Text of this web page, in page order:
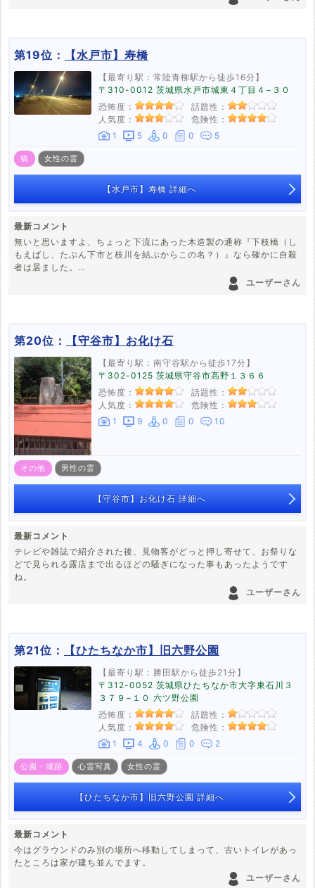
第19位： 【水戸市】寿橋
【最寄り駅：常陸青柳駅から徒歩16分】
〒310-0012 茨城県水戸市城東４丁目４−３０
恐怖度：
話題性：
人気度：
危険性：
1
5 0 0 5
橋 女性の霊
【水戸市】寿橋 詳細へ
最新コメント
無いと思いますよ、ちょっと下流にあった木造製の通称『下枝橋（し
もえばし、たぶん下市と枝川を結ぶからこの名？）』なら確かに自殺
者は居ました。
寿橋はその後しばらくしてから出来て、自殺者なんて聞いた事が無い
です。
夜中に何度か徒歩で通りましたが、人通りも車通りもあまり無いで
す。
変な気配もありませんよ。
ユーザーさん
第20位： 【守谷市】お化け石
【最寄り駅：南守谷駅から徒歩17分】
〒302-0125 茨城県守谷市高野１３６６
恐怖度：
話題性：
人気度：
危険性：
1
9 0 0 10
その他 男性の霊
【守谷市】お化け石 詳細へ
最新コメント
テレビや雑誌で紹介された後、見物客がどっと押し寄せて、お祭りな
どで見られる露店まで出るほどの騒ぎになった事もあったようです
ね。
ユーザーさん
第21位： 【ひたちなか市】旧六野公園
【最寄り駅：勝田駅から徒歩21分】
〒312-0052 茨城県ひたちなか市大字東石川３
３７９−１０ 六ツ野公園
恐怖度：
話題性：
人気度：
危険性：
1
4 0 0 2
公園・城跡 心霊写真 女性の霊
【ひたちなか市】旧六野公園 詳細へ
最新コメント
今はグラウンドのみ別の場所へ移動してしまって、古いトイレがあっ
たところは家が建ち並んでます。
ユーザーさん